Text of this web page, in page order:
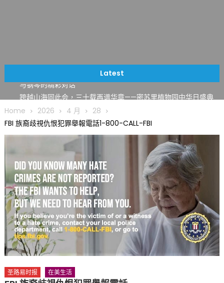
Latest
筝声与琴韵交汇：刘励(Li Statler)与钢琴家Darek演绎一场古筝
与钢琴的精彩对话
跨越山海同此会，三十载再谱华章——密苏里植物园中华日盛典
圣路易龙舟俱乐部5月16日龙舟体验日 邀请各界亲身体验划行乐
趣 + 水上竞速魅力
三十二载跨越时空的相逢
执掌密苏里植物园近四十年 致力推动全球植物多样性研究与中美
合作 Peter Raven 博士逝世 享年89岁
一晃三十年，初夏又相逢。中华日，等你来赴约 —— 密苏里植物
园“中华日三十周年特别报道（五）
筝声与琴韵交汇：刘励(Li Statler)与钢琴家Darek演绎一场古筝
与钢琴的精彩对话
Home 2026 4 月
28
FBI 族裔歧視仇恨犯罪舉報電話1-800-CALL-FBI
圣路易时报 在美生活